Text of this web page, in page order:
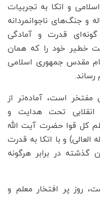
و اتکا به تجربیات
به ویژه دفاع مقدس ۸ساله و جنگ‌های ناجوانمردانه
قدرت و آمادگی
خطیر خود را که همان
مقدس جمهوری اسلامی
رساند.
مفتخر است، آماده‌تر از
انقلابی تحت هدایت و
کل قوا حضرت آیت الله
و با اتکا به قدرت
گذشته در برابر هرگونه
۱۲ اردیبهشت، روز پر افتخار معلم و